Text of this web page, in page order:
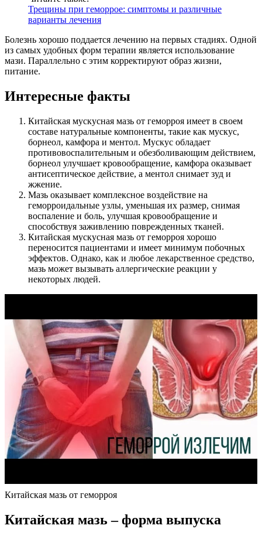
Трещины при геморрое: симптомы и различные
варианты лечения
Болезнь хорошо поддается лечению на первых стадиях. Одной
из самых удобных форм терапии является использование
мази. Параллельно с этим корректируют образ жизни,
питание.
Интересные факты
Китайская мускусная мазь от геморроя имеет в своем
составе натуральные компоненты, такие как мускус,
борнеол, камфора и ментол. Мускус обладает
противовоспалительным и обезболивающим действием,
борнеол улучшает кровообращение, камфора оказывает
антисептическое действие, а ментол снимает зуд и
жжение.
Мазь оказывает комплексное воздействие на
геморроидальные узлы, уменьшая их размер, снимая
воспаление и боль, улучшая кровообращение и
способствуя заживлению поврежденных тканей.
Китайская мускусная мазь от геморроя хорошо
переносится пациентами и имеет минимум побочных
эффектов. Однако, как и любое лекарственное средство,
мазь может вызывать аллергические реакции у
некоторых людей.
Китайская мазь от геморроя
Китайская мазь – форма выпуска